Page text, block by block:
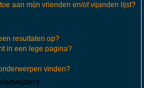
aan mijn vrienden en/of vijanden lijst?
resultaten op?
in een lege pagina?
vinden?